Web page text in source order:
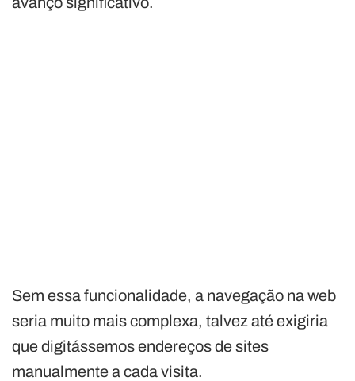
Sem essa funcionalidade, a navegação na web
seria muito mais complexa, talvez até exigiria
que digitássemos endereços de sites
manualmente a cada visita.